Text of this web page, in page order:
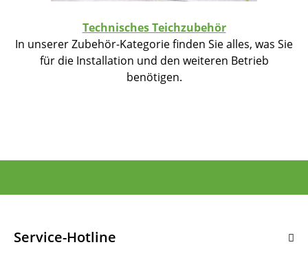
Technisches Teichzubehör
In unserer Zubehör-Kategorie finden Sie alles, was Sie
für die Installation und den weiteren Betrieb
benötigen.
Service-Hotline